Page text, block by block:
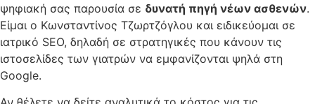
ψηφιακή σας παρουσία σε δυνατή πηγή νέων ασθενών.
Είμαι ο Κωνσταντίνος Τζωρτζόγλου και ειδικεύομαι σε
ιατρικό SEO, δηλαδή σε στρατηγικές που κάνουν τις
ιστοσελίδες των γιατρών να εμφανίζονται ψηλά στη
Google.